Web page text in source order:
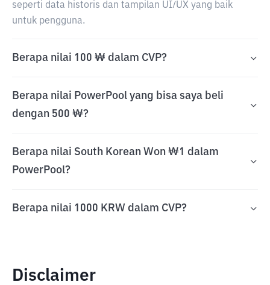
seperti data historis dan tampilan UI/UX yang baik
untuk pengguna.
Berapa nilai 100 ₩ dalam CVP?
Berapa nilai PowerPool yang bisa saya beli
dengan 500 ₩?
Berapa nilai South Korean Won ₩1 dalam
PowerPool?
Berapa nilai 1000 KRW dalam CVP?
Disclaimer